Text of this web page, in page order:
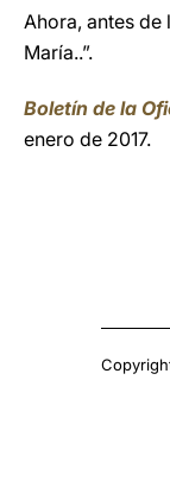
Ahora, antes de
María..”.
Boletín de la
enero de 2017.